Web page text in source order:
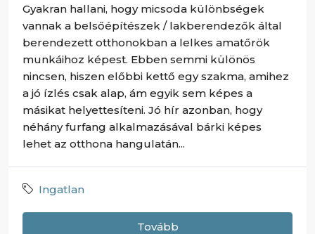
Gyakran hallani, hogy micsoda különbségek
vannak a belsőépítészek / lakberendezők által
berendezett otthonokban a lelkes amatőrök
munkáihoz képest. Ebben semmi különös
nincsen, hiszen előbbi kettő egy szakma, amihez
a jó ízlés csak alap, ám egyik sem képes a
másikat helyettesíteni. Jó hír azonban, hogy
néhány furfang alkalmazásával bárki képes
lehet az otthona hangulatán...
Ingatlan
Tovább